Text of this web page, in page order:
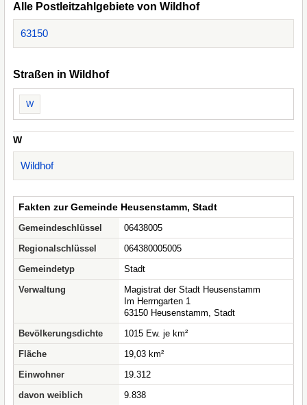
Alle Postleitzahlgebiete von Wildhof
63150
Straßen in Wildhof
W
W
Wildhof
Fakten zur Gemeinde Heusenstamm, Stadt
Gemeindeschlüssel
06438005
Regionalschlüssel
064380005005
Gemeindetyp
Stadt
Verwaltung
Magistrat der Stadt Heusenstamm
Im Herrngarten 1
63150 Heusenstamm, Stadt
Bevölkerungsdichte
1015 Ew. je km²
Fläche
19,03 km²
Einwohner
19.312
davon weiblich
9.838